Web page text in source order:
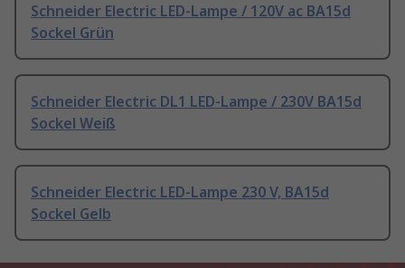
Schneider Electric LED-Lampe / 120V ac BA15d
Sockel Grün
Schneider Electric DL1 LED-Lampe / 230V BA15d
Sockel Weiß
Schneider Electric LED-Lampe 230 V, BA15d
Sockel Gelb